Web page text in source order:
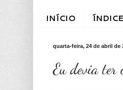
INÍCIO
quarta-feira, 24 de abril de
Eu devia ter